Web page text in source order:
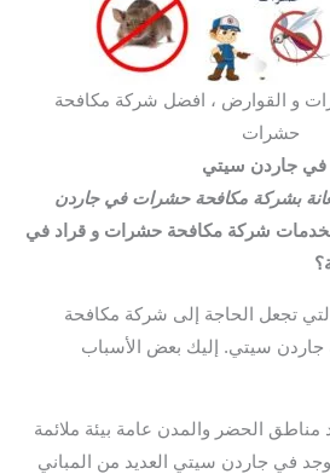
و القوارض ، افضل شركة مكافحة
حشرات
جاردن سيتي
بشركة مكافحة حشرات في جاردن
بخدمات شركة مكافحة حشرات و قراد في
تجعل الحاجة إلى شركة مكافحة
جاردن سيتي. إليك بعض الأسباب
مناطق الحضر والمدن عامة بيئة ملائمة
في جاردن سيتي العديد من المباني